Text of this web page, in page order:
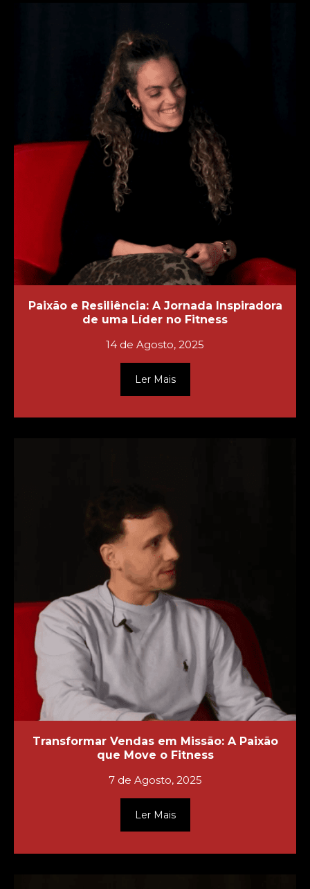
Paixão e Resiliência: A Jornada Inspiradora
de uma Líder no Fitness
14 de Agosto, 2025
Ler Mais
Transformar Vendas em Missão: A Paixão
que Move o Fitness
7 de Agosto, 2025
Ler Mais